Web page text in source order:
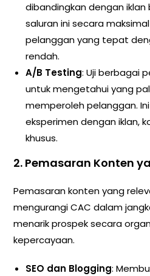
dibandingkan dengan iklan
saluran ini secara
pelanggan yang tepat
rendah.
A/B Testing: Uji berbagai
untuk mengetahui yang
memperoleh pelanggan.
eksperimen dengan iklan,
khusus.
2. Pemasaran Konten
Pemasaran konten yang
mengurangi CAC dalam
menarik prospek secara
kepercayaan.
SEO dan Blogging: